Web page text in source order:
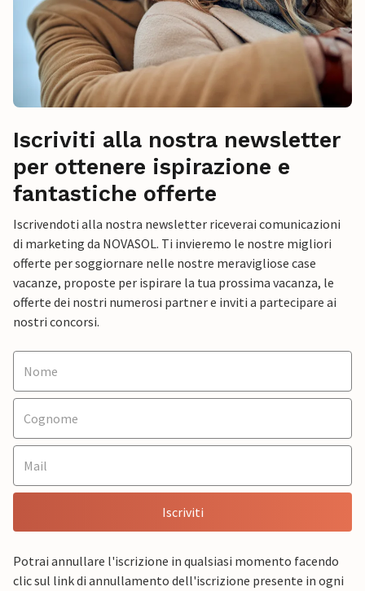
Iscriviti alla nostra newsletter
per ottenere ispirazione e
fantastiche offerte
Iscrivendoti alla nostra newsletter riceverai comunicazioni
di marketing da NOVASOL. Ti invieremo le nostre migliori
offerte per soggiornare nelle nostre meravigliose case
vacanze, proposte per ispirare la tua prossima vacanza, le
offerte dei nostri numerosi partner e inviti a partecipare ai
nostri concorsi.
Iscriviti
Potrai annullare l'iscrizione in qualsiasi momento facendo
clic sul link di annullamento dell'iscrizione presente in ogni